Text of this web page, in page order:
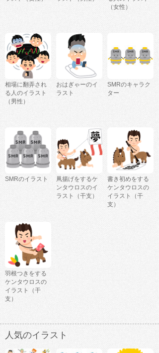
（女性）
相場に翻弄され
る人のイラスト
（男性）
おはぎゃーのイ
ラスト
SMRのキャラク
ター
SMRのイラスト
凧揚げをするケ
ンタウロスのイ
ラスト（干支）
書き初めをする
ケンタウロスの
イラスト（干
支）
羽根つきをする
ケンタウロスの
イラスト（干
支）
人気のイラスト